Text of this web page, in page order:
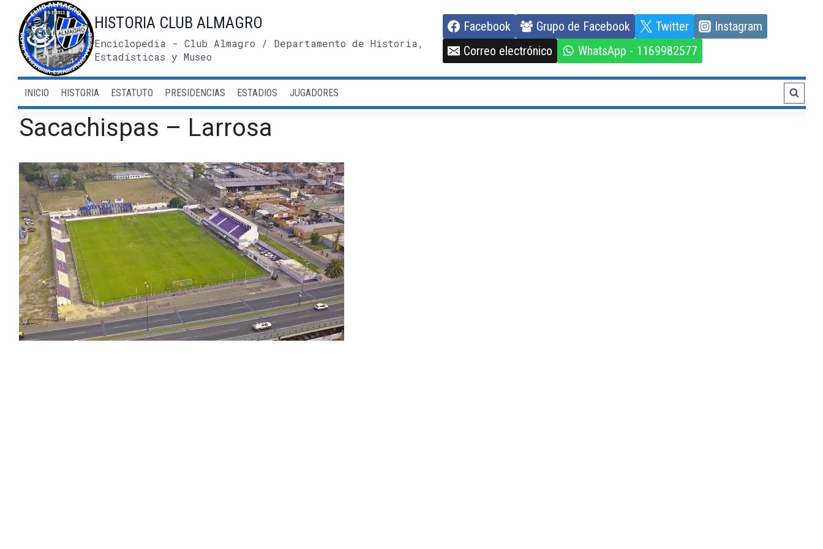
contenido
HISTORIA CLUB ALMAGRO
Enciclopedia - Club Almagro / Departamento de Historia,
Estadísticas y Museo
Facebook Grupo de Facebook Twitter
Instagram
Correo electrónico
WhatsApp - 1169982577
INICIO HISTORIA ESTATUTO PRESIDENCIAS ESTADIOS JUGADORES
Sacachispas – Larrosa